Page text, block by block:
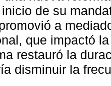
de su
a
que impactó
restauró la
disminuir la